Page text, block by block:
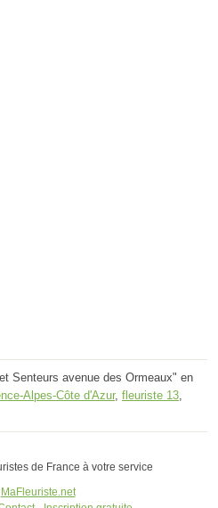
Senteurs avenue des Ormeaux" en
Alpes-Côte d'Azur, fleuriste 13
de France à votre service
MaFleuriste.net